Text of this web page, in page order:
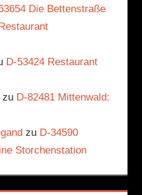
Die Bettenstraße
D-53424 Restaurant
D-82481 Mittenwald:
zu D-34590
Storchenstation